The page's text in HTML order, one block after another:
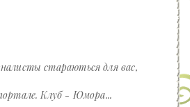
стараються для вас,
Клуб - Юмора...